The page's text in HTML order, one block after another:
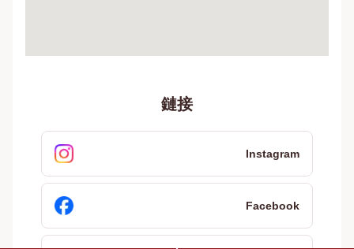
鏈接
Instagram
Facebook